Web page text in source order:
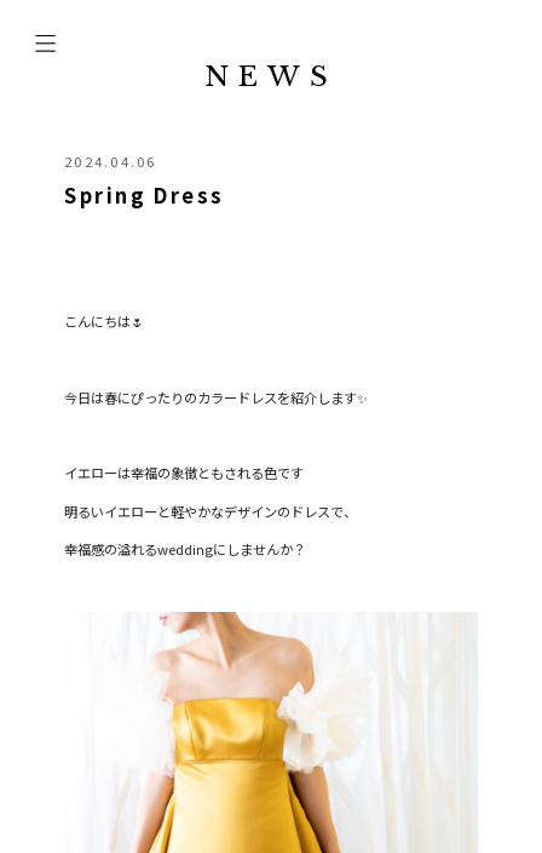
NEWS
2024.04.06
Spring Dress
こんにちは︎🌷
今日は春にぴったりのカラードレスを紹介します✨️
イエローは幸福の象徴ともされる色です
明るいイエローと軽やかなデザインのドレスで、
幸福感の溢れるweddingにしませんか？